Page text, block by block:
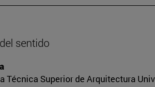
sentido
Técnica Superior de Arquitectura